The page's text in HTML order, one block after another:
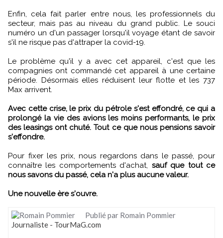
Enfin, cela fait parler entre nous, les professionnels du
secteur, mais pas au niveau du grand public. Le souci
numéro un d'un passager lorsqu'il voyage étant de savoir
s'il ne risque pas d'attraper la covid-19.
Le problème qu'il y a avec cet appareil, c'est que les
compagnies ont commandé cet appareil à une certaine
période. Désormais elles réduisent leur flotte et les 737
Max arrivent.
Avec cette crise, le prix du pétrole s'est effondré, ce qui a
prolongé la vie des avions les moins performants, le prix
des leasings ont chuté. Tout ce que nous pensions savoir
s'effondre.
Pour fixer les prix, nous regardons dans le passé, pour
connaître les comportements d'achat, sauf que tout ce
nous savons du passé, cela n'a plus aucune valeur.
Une nouvelle ère s'ouvre.
Publié par Romain Pommier
Journaliste - TourMaG.com